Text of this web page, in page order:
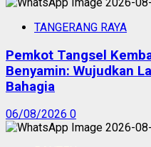
TANGERANG RAYA
Pemkot Tangsel
Benyamin: Wujudkan
Bahagia
06/08/2026 0